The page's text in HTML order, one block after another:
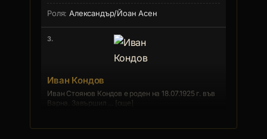
Александър/Йоан Асен
3.
Иван Кондов
Иван Стоянов Кондов е роден на 18.07.1925 г. във
Варна. Завършил ... [още]